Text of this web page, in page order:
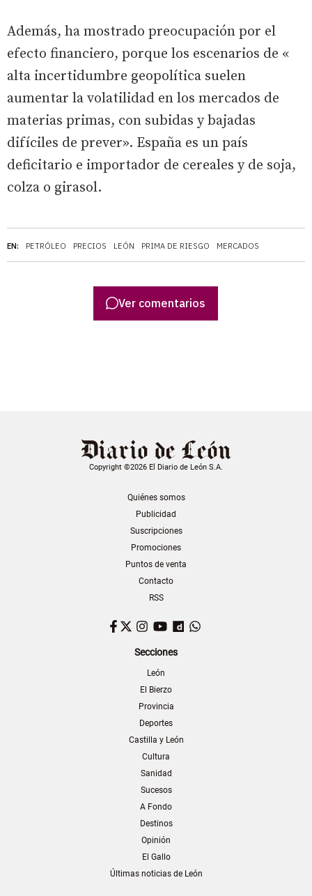
EN: PETRÓLEO PRECIOS LEÓN PRIMA DE RIESGO MERCADOS
Además, ha mostrado preocupación por el
efecto financiero, porque los escenarios de «
alta incertidumbre geopolítica suelen
aumentar la volatilidad en los mercados de
materias primas, con subidas y bajadas
difíciles de prever». España es un país
deficitario e importador de cereales y de soja,
colza o girasol.
Ver comentarios
Copyright ©2026 El Diario de León S.A.
Quiénes somos
Publicidad
Suscripciones
Promociones
Puntos de venta
Contacto
RSS
Facebook
TwitterInstagram
YouTubeDailymotion
Secciones
León
El Bierzo
Provincia
Deportes
Castilla y León
Cultura
Sanidad
Sucesos
A Fondo
Destinos
Opinión
El Gallo
Últimas noticias de León